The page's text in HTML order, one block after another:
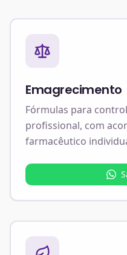
Emagrecimento
Fórmulas para
profissional, com
farmacêutico